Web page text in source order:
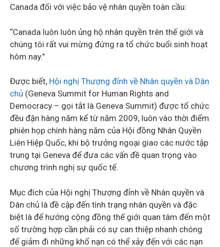
Canada đối với việc bảo vệ nhân quyền toàn cầu:
“Canada luôn luôn ủng hộ nhân quyền trên thế giới và
chúng tôi rất vui mừng đứng ra tổ chức buổi sinh hoạt
hôm nay.”
Được biết, Hội nghị Thượng đỉnh về Nhân quyền và Dân
chủ (Geneva Summit for Human Rights and
Democracy – gọi tắt là Geneva Summit) được tổ chức
đều đặn hàng năm kể từ năm 2009, luôn vào thời điểm
phiên họp chính hàng năm của Hội đồng Nhân Quyền
Liên Hiệp Quốc, khi bộ trưởng ngoại giao các nước tập
trung tại Geneva để đưa các vấn đề quan trọng vào
chương trình nghị sự quốc tế.
Mục đích của Hội nghị Thượng đỉnh về Nhân quyền và
Dân chủ là đề cập đến tình trạng nhân quyền và đặc
biệt là để hướng cộng đồng thế giới quan tâm đến một
số trường hợp cần phải có sự can thiệp nhanh chóng
để giảm đi những khổ nạn có thể xảy đến với các nạn